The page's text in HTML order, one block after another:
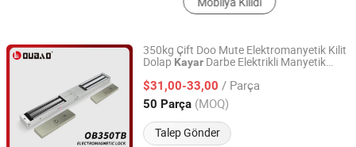
350kg Çift Doo Mute Elektromanyetik Kilit
Dolap Kayar Darbe Elektrikli Manyetik
$31,00-33,00 / Parça
50 Parça (MOQ)
Talep Gönder
Oubao Security Technology Co., Ltd.
Zhejiang, China Fiyat 2003